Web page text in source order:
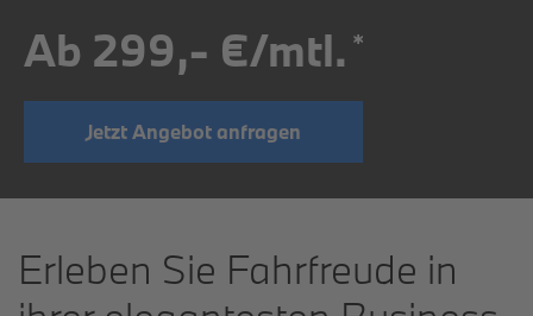
Ab 299,- €/mtl. *
Jetzt Angebot anfragen
Erleben Sie Fahrfreude in